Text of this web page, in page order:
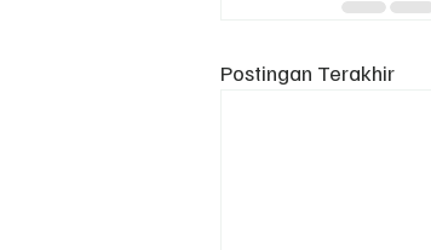
Postingan Terakhir